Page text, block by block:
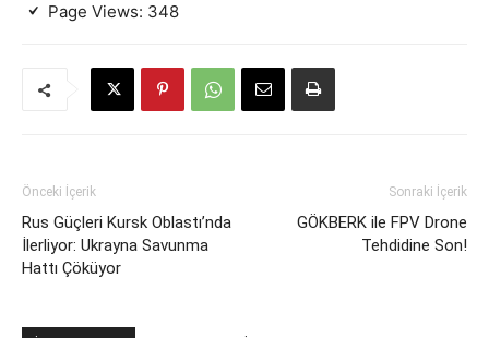
Page Views: 348
Önceki İçerik
Rus Güçleri Kursk Oblastı’nda
İlerliyor: Ukrayna Savunma
Hattı Çöküyor
Sonraki İçerik
GÖKBERK ile FPV Drone
Tehdidine Son!